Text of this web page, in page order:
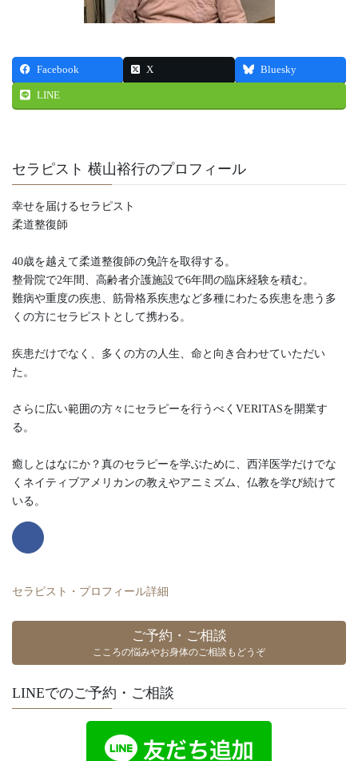
Facebook X Bluesky
LINE
セラピスト 横山裕行のプロフィール
幸せを届けるセラピスト
柔道整復師
40歳を越えて柔道整復師の免許を取得する。
整骨院で2年間、高齢者介護施設で6年間の臨床経験を積む。
難病や重度の疾患、筋骨格系疾患など多種にわたる疾患を患う多
くの方にセラピストとして携わる。
疾患だけでなく、多くの方の人生、命と向き合わせていただい
た。
さらに広い範囲の方々にセラピーを行うべくVERITASを開業す
る。
癒しとはなにか？真のセラピーを学ぶために、西洋医学だけでな
くネイティブアメリカンの教えやアニミズム、仏教を学び続けて
いる。
セラピスト・プロフィール詳細
ご予約・ご相談
こころの悩みやお身体のご相談もどうぞ
LINEでのご予約・ご相談